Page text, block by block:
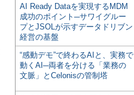
AI Ready Dataを実現するMDM
成功のポイント─サワイグルー
プとJSOLが示すデータドリブン
経営の基盤
“感動デモ”で終わるAIと、実務で
動くAI─両者を分ける「業務の
文脈」とCelonisの管制塔